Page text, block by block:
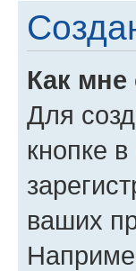
Как
Для
кнопке
ваших